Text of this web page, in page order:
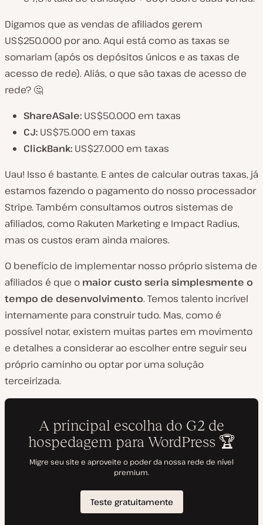
Digamos que as vendas de afiliados gerem
US$250.000 por ano. Aqui está como as taxas se
somariam (após os depósitos únicos e as taxas de
acesso de rede). Aliás, o que são taxas de acesso de
rede? 🤔
ShareASale: US$50.000 em taxas
CJ: US$75.000 em taxas
ClickBank: US$27.000 em taxas
Uau! Isso é bastante. E antes de calcular outras taxas, já
estamos fazendo o pagamento do nosso processador
Stripe. Também consultamos outros sistemas de
afiliados, como Rakuten Marketing e Impact Radius,
mas os custos eram ainda maiores.
O benefício de implementar nosso próprio sistema de
afiliados é que o maior custo seria simplesmente o
tempo de desenvolvimento. Temos talento incrível
internamente para construir tudo. Mas, como é
possível notar, existem muitas partes em movimento
e detalhes a considerar ao escolher entre seguir seu
próprio caminho ou optar por uma solução
terceirizada.